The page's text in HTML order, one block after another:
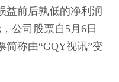
益前后孰低的净利润
公司股票自5月6日
简称由“GQY视讯”变